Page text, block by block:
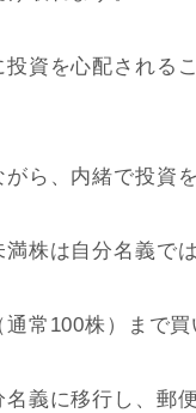
資を心配される
ら、内緒で投資
株は自分名義で
常100株）まで買
義に移行し、郵